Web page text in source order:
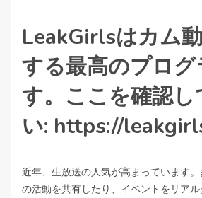
LeakGirlsはカム
する最高のプロ
す。ここを確認し
い: https://
近年、生放送の人気が高まっています
の活動を共有したり、イベントをリア